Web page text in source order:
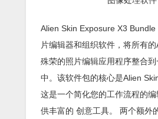
Alien Skin Exposure X3
片编辑器和组织软件，将所有
殊荣的照片编辑应用程序整合
中。该软件包的核心是Alien
这是一个简化您的工作流程的
供丰富的 创意工具。 两个额外